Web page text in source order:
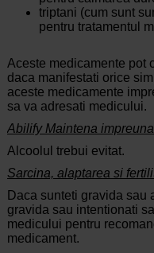
triptani (cum sunt
pentru tratamentul
Aceste medicamente pot
daca manifestati orice
aceste medicamente
sa va adresati medicului.
Abilify Maintena
Alcoolul trebui evitat.
Sarcina, alaptarea si
Daca sunteti gravida sau
gravida sau intentionati
medicului pentru
medicament.